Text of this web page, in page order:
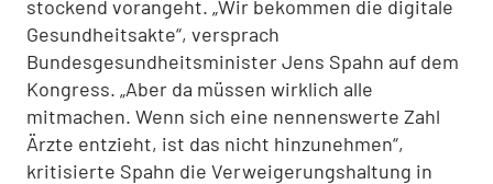
stockend vorangeht. „Wir bekommen die digitale
Gesundheitsakte“, versprach
Bundesgesundheitsminister Jens Spahn auf dem
Kongress. „Aber da müssen wirklich alle
mitmachen. Wenn sich eine nennenswerte Zahl
Ärzte entzieht, ist das nicht hinzunehmen“,
kritisierte Spahn die Verweigerungshaltung in